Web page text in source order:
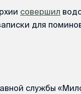
совершил
для
службы